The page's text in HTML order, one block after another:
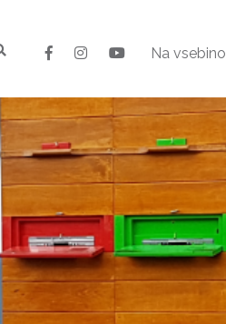
Na vsebino